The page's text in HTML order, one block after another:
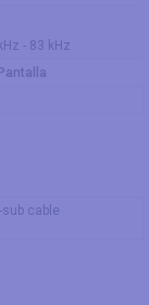
- 83 kHz
sub cable